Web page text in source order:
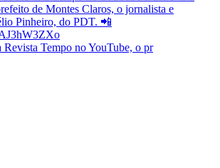
Tempo no YouTube, o pr